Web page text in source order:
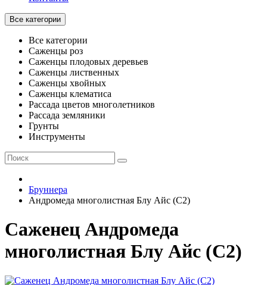
Все категории
Все категории
Саженцы роз
Саженцы плодовых деревьев
Саженцы лиственных
Саженцы хвойных
Саженцы клематиса
Рассада цветов многолетников
Рассада земляники
Грунты
Инструменты
Бруннера
Андромеда многолистная Блу Айс (С2)
Саженец Андромеда
многолистная Блу Айс (С2)